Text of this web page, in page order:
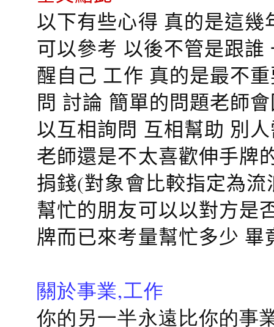
以下有些心得 真的是這
可以參考 以後不管是跟
醒自己 工作 真的是最不
問 討論 簡單的問題老師
以互相詢問 互相幫助 別
老師還是不太喜歡伸手牌
捐錢(對象會比較指定為
幫忙的朋友可以以對方是
牌而已來考量幫忙多少
關於事業,工作
你的另一半永遠比你的事